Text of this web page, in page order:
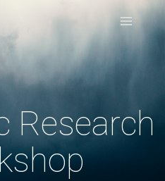
Research